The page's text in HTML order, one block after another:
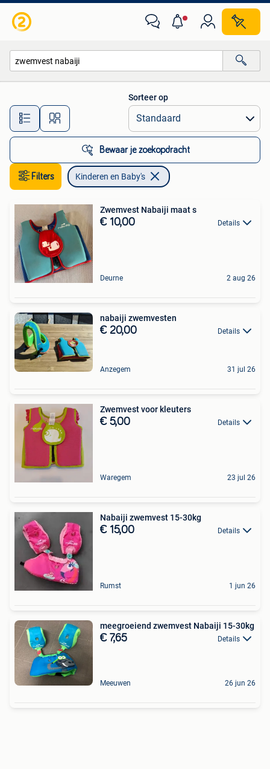
Alle afstanden…
Sorteer op
Bewaar je zoekopdracht
Filters Kinderen en Baby's
Zwemvest Nabaiji maat s
€ 10,00 Details
Deurne 2 aug 26
nabaiji zwemvesten
€ 20,00 Details
Anzegem 31 jul 26
Zwemvest voor kleuters
€ 5,00 Details
Waregem 23 jul 26
Nabaiji zwemvest 15-30kg
€ 15,00 Details
Rumst 1 jun 26
meegroeiend zwemvest Nabaiji 15-30kg
€ 7,65 Details
Meeuwen 26 jun 26